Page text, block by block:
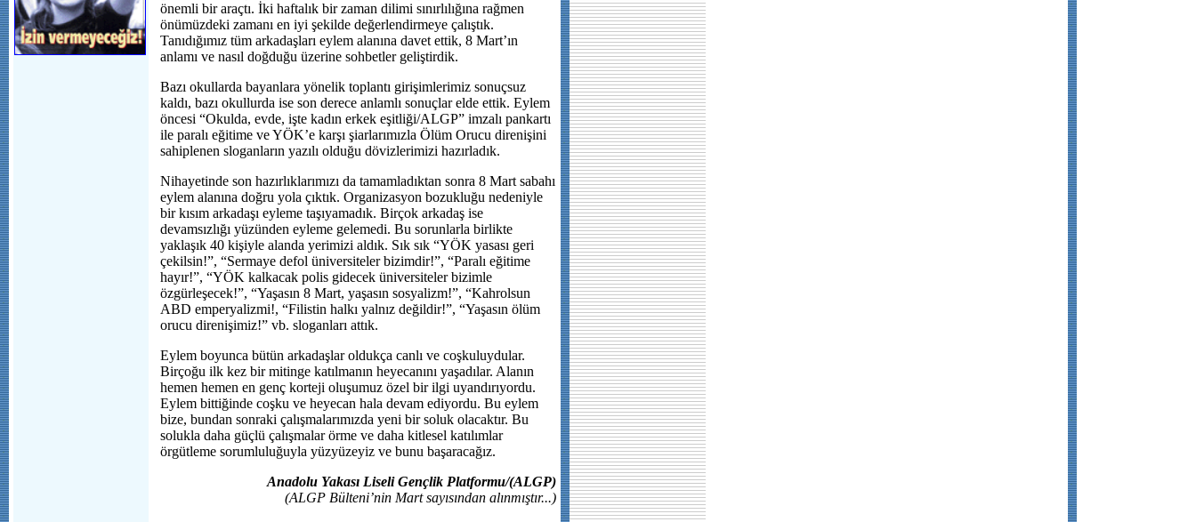
önemli bir araçtı. İki haftalık bir zaman dilimi sınırlılığına rağmen
önümüzdeki zamanı en iyi şekilde değerlendirmeye çalıştık.
Tanıdığımız tüm arkadaşları eylem alanına davet ettik, 8 Mart’ın
anlamı ve nasıl doğduğu üzerine sohbetler geliştirdik.
Bazı okullarda bayanlara yönelik toplantı girişimlerimiz sonuçsuz
kaldı, bazı okullurda ise son derece anlamlı sonuçlar elde ettik. Eylem
öncesi “Okulda, evde, işte kadın erkek eşitliği/ALGP” imzalı pankartı
ile paralı eğitime ve YÖK’e karşı şiarlarımızla Ölüm Orucu direnişini
sahiplenen sloganların yazılı olduğu dövizlerimizi hazırladık.
Nihayetinde son hazırlıklarımızı da tamamladıktan sonra 8 Mart sabahı
eylem alanına doğru yola çıktık. Organizasyon bozukluğu nedeniyle
bir kısım arkadaşı eyleme taşıyamadık. Birçok arkadaş ise
devamsızlığı yüzünden eyleme gelemedi. Bu sorunlarla birlikte
yaklaşık 40 kişiyle alanda yerimizi aldık. Sık sık “YÖK yasası geri
çekilsin!”, “Sermaye defol üniversiteler bizimdir!”, “Paralı eğitime
hayır!”, “YÖK kalkacak polis gidecek üniversiteler bizimle
özgürleşecek!”, “Yaşasın 8 Mart, yaşasın sosyalizm!”, “Kahrolsun
ABD emperyalizmi!, “Filistin halkı yalnız değildir!”, “Yaşasın ölüm
orucu direnişimiz!” vb. sloganları attık.
Eylem boyunca bütün arkadaşlar oldukça canlı ve coşkuluydular.
Birçoğu ilk kez bir mitinge katılmanın heyecanını yaşadılar. Alanın
hemen hemen en genç korteji oluşumuz özel bir ilgi uyandırıyordu.
Eylem bittiğinde coşku ve heyecan hala devam ediyordu. Bu eylem
bize, bundan sonraki çalışmalarımızda yeni bir soluk olacaktır. Bu
solukla daha güçlü çalışmalar örme ve daha kitlesel katılımlar
örgütleme sorumluluğuyla yüzyüzeyiz ve bunu başaracağız.
Anadolu Yakası Liseli Gençlik Platformu/(ALGP)
(ALGP Bülteni’nin Mart sayısından alınmıştır...)